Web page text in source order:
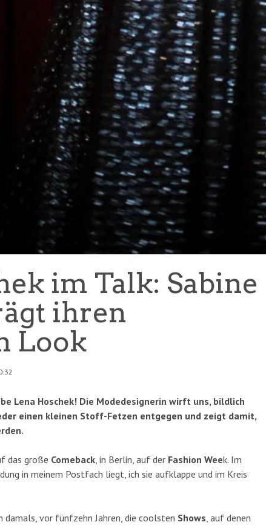
im Talk: Sabine
ihren
Look
Lena Hoschek! Die Modedesignerin wirft uns, bildlich
einen kleinen Stoff-Fetzen entgegen und zeigt damit,
das große Comeback , in Berlin, auf der Fashion Week. Im
in meinem Postfach liegt, ich sie aufklappe und im Kreis
damals, vor fünfzehn Jahren, die coolsten Shows , auf denen